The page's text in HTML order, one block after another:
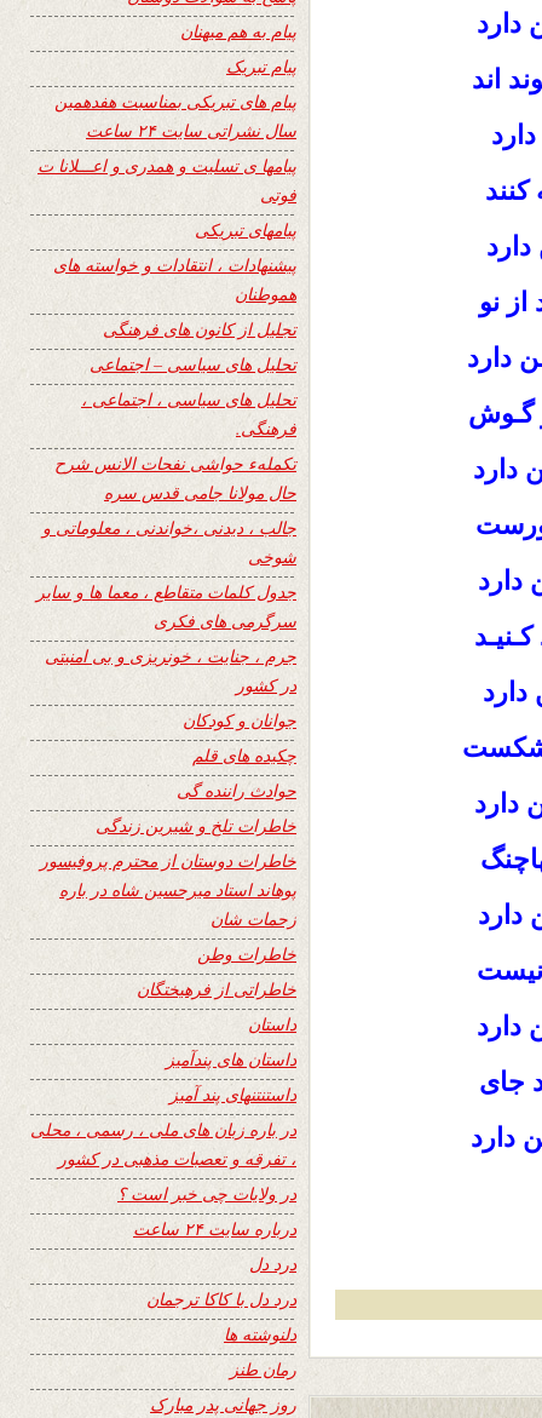
دارد
اند
دارد
نو
دارد
گـوش
دارد
دارد
بشکست
دارد
دارد
دارد
جای
دارد
پیام به هم میهنان
پیام تبریک
پیام های تبریکی بمناسبت هفدهمین
سال نشراتی سایت ۲۴ ساعت
پیامها ی تسلیت و همدری و اعـــلانا ت
فوتی
پیامهای تبریکی
پیشنهادات ، انتقادات و خواسته های
هموطنان
تجلیل از کانون های فرهنگی
تحلیل های سیاسی – اجتماعی
تحلیل های سیاسی ، اجتماعی ،
فرهنگی.
تکملهء حواشی نفحات الانس شرح
حال مولانا جامی قدس سره
جالب ، دیدنی ،خواندنی ، معلوماتی و
شوخی
جدول کلمات متقاطع ، معما ها و سایر
سرگرمی های فکری
جرم ، جنایت ، خونریزی و بی امنیتی
در کشور
جوانان و کودکان
چکیده های قلم
حوادث راننده گی
خاطرات تلخ و شیرین زندگی
خاطرات دوستان از محترم پروفیسور
پوهاند استاد میرحسین شاه در باره
زحمات شان
خاطرات وطن
خاطراتی از فرهیختگان
داستان
داستان های پندآمیز
داستنتنهای پند آمیز
در باره زبان های ملی ، رسمی ، محلی
، تفرقه و تعصبات مذهبی در کشور
در ولایات چی خبر است ؟
درباره سایت ۲۴ ساعت
درد دل
درد دل با کاکا ترجمان
دلنوشته ها
رمان طنز
روز جهانی پدر مبارک